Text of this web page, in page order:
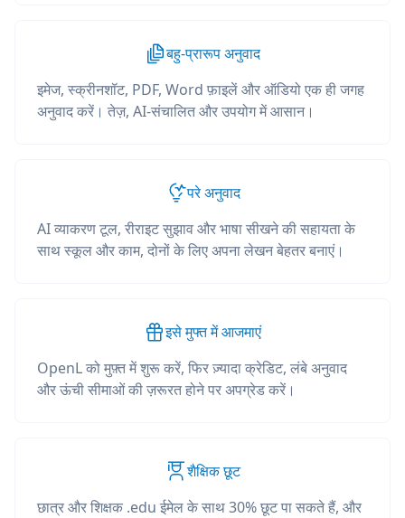
बहु-प्रारूप अनुवाद
इमेज, स्क्रीनशॉट, PDF, Word फ़ाइलें और ऑडियो एक ही जगह
अनुवाद करें। तेज़, AI-संचालित और उपयोग में आसान।
परे अनुवाद
AI व्याकरण टूल, रीराइट सुझाव और भाषा सीखने की सहायता के
साथ स्कूल और काम, दोनों के लिए अपना लेखन बेहतर बनाएं।
इसे मुफ्त में आजमाएं
OpenL को मुफ़्त में शुरू करें, फिर ज़्यादा क्रेडिट, लंबे अनुवाद
और ऊंची सीमाओं की ज़रूरत होने पर अपग्रेड करें।
शैक्षिक छूट
छात्र और शिक्षक .edu ईमेल के साथ 30% छूट पा सकते हैं, और